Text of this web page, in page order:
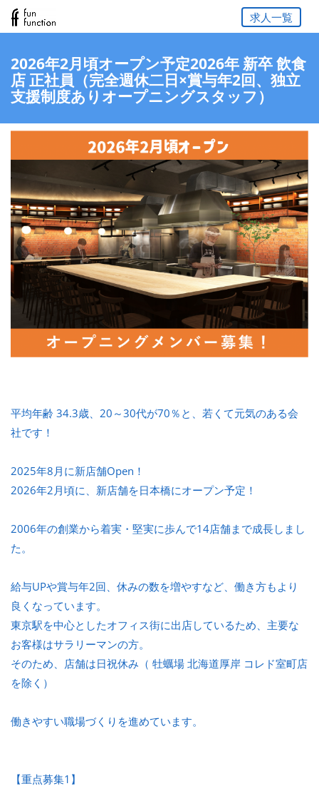
求人一覧
2026年2月頃オープン予定2026年 新卒 飲食
店 正社員（完全週休二日×賞与年2回、独立
支援制度ありオープニングスタッフ）
平均年齢 34.3歳、20～30代が70％と、若くて元気のある会
社です！
2025年8月に新店舗Open！
2026年2月頃に、新店舗を日本橋にオープン予定！
2006年の創業から着実・堅実に歩んで14店舗まで成長しまし
た。
給与UPや賞与年2回、休みの数を増やすなど、働き方もより
良くなっています。
東京駅を中心としたオフィス街に出店しているため、主要な
お客様はサラリーマンの方。
そのため、店舗は日祝休み（ 牡蠣場 北海道厚岸 コレド室町店
を除く）
働きやすい職場づくりを進めています。
【重点募集1】